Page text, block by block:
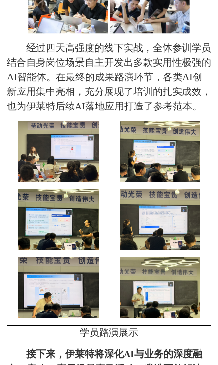
经过四天高强度的线下实战，全体参训学员
结合自身岗位场景自主开发出多款实用性极强的
AI智能体。在最终的成果路演环节，各类AI创
新应用集中亮相，充分展现了培训的扎实成效，
也为伊莱特后续AI落地应用打造了参考范本。
学员路演展示
接下来，伊莱特将深化AI与业务的深度融